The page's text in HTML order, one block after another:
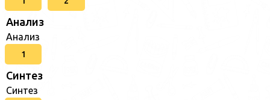
Анализ
Анализ
1
Синтез
Синтез